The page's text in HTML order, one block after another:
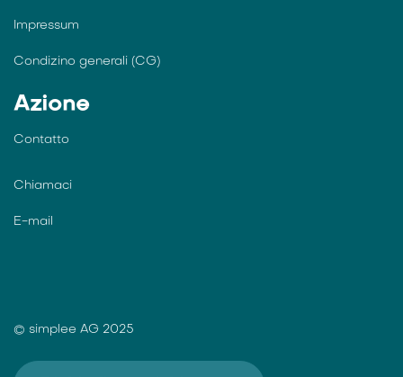
Impressum
Condizino generali (CG)
Azione
Contatto
Chiamaci
E-mail
© simplee AG 2025